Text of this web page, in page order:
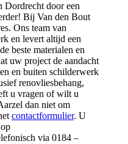
Dordrecht door een
Bij Van den Bout
Ons team van
en levert altijd een
beste materialen en
uw project de aandacht
en buiten schilderwerk
renovliesbehang,
u vragen of wilt u
dan niet om
contactformulier. U
via 0184 –